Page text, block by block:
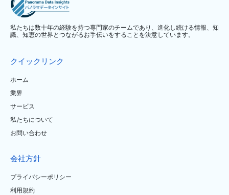
私たちは数十年の経験を持つ専門家のチームであり、進化し続ける情報、知
識、知恵の世界とつながるお手伝いをすることを決意しています。
クイックリンク
ホーム
業界
サービス
私たちについて
お問い合わせ
会社方針
プライバシーポリシー
利用規約